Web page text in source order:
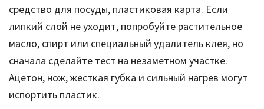
средство для посуды, пластиковая карта. Если
липкий слой не уходит, попробуйте растительное
масло, спирт или специальный удалитель клея, но
сначала сделайте тест на незаметном участке.
Ацетон, нож, жесткая губка и сильный нагрев могут
испортить пластик.